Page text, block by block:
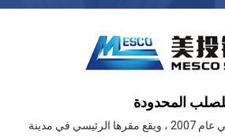
المحدودة
تأسست MESCO STEEL في عام 2007 ، ويقع مقرها الرئيسي في مدينة